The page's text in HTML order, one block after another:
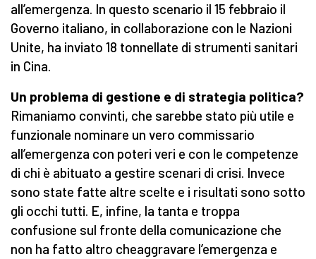
all’emergenza. In questo scenario il 15 febbraio il
Governo italiano, in collaborazione con le Nazioni
Unite, ha inviato 18 tonnellate di strumenti sanitari
in Cina.
Un problema di gestione e di strategia politica?
Rimaniamo convinti, che sarebbe stato più utile e
funzionale nominare un vero commissario
all’emergenza con poteri veri e con le competenze
di chi è abituato a gestire scenari di crisi. Invece
sono state fatte altre scelte e i risultati sono sotto
gli occhi tutti. E, infine, la tanta e troppa
confusione sul fronte della comunicazione che
non ha fatto altro cheaggravare l’emergenza e